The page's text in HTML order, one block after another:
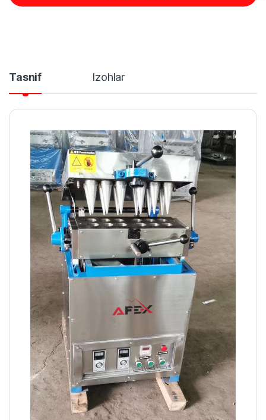
Tasnif Izohlar